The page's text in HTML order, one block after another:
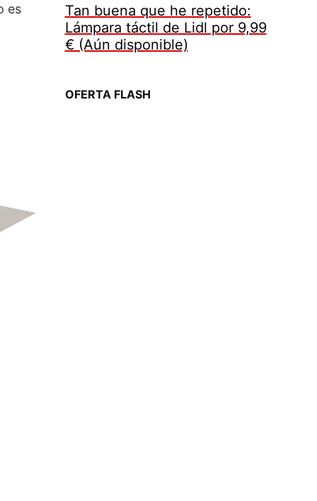
es
Tan buena que he repetido:
Lámpara táctil de Lidl por 9,99
€ (Aún disponible)
OFERTA FLASH